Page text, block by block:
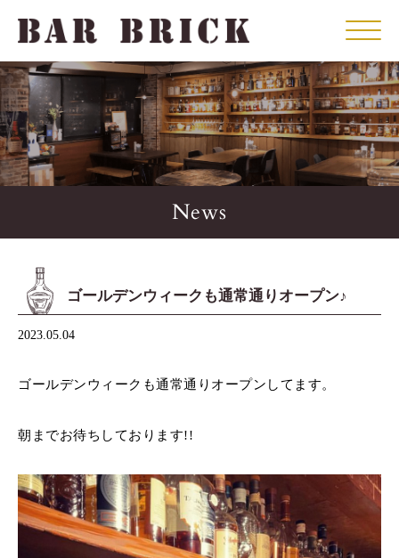
Click
News
ゴールデンウィークも通常通りオープン♪
2023.05.04
ゴールデンウィークも通常通りオープンしてます。
朝までお待ちしております!!